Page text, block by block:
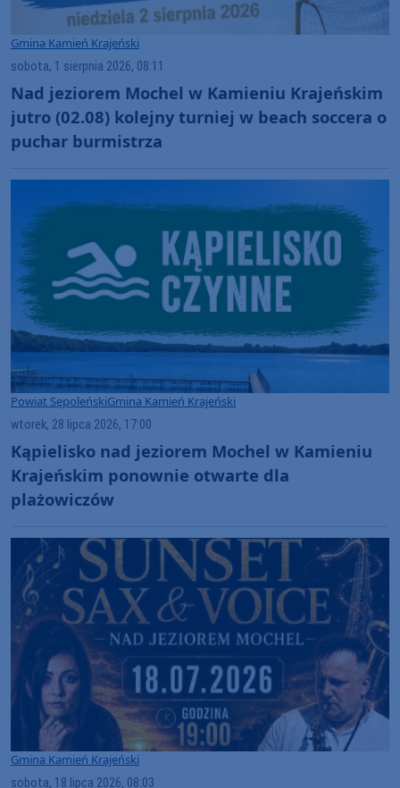
Gmina Kamień Krajeński
sobota, 1 sierpnia 2026, 08:11
Nad jeziorem Mochel w Kamieniu Krajeńskim
jutro (02.08) kolejny turniej w beach soccera o
puchar burmistrza
Powiat SępoleńskiGmina Kamień Krajeński
wtorek, 28 lipca 2026, 17:00
Kąpielisko nad jeziorem Mochel w Kamieniu
Krajeńskim ponownie otwarte dla
plażowiczów
Gmina Kamień Krajeński
sobota, 18 lipca 2026, 08:03